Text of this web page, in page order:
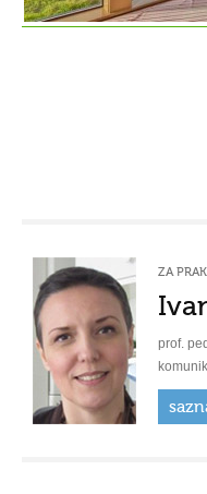
ZA
prof.